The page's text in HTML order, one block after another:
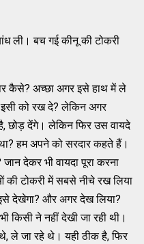
ली। बच गई कीनू की टोकरी
कैसे? अच्छा अगर इसे हाथ में ले
को रख दे? लेकिन अगर
छोड़ देंगे। लेकिन फिर उस वायदे
हम अपने को सरदार कहते हैं।
देकर भी वायदा पूरा करना
टोकरी में सबसे नीचे रख लिया
देखेगा? और अगर देख लिया?
किसी ने नहीं देखी जा रही थी।
ले जा रहे थे। यही ठीक है, फिर